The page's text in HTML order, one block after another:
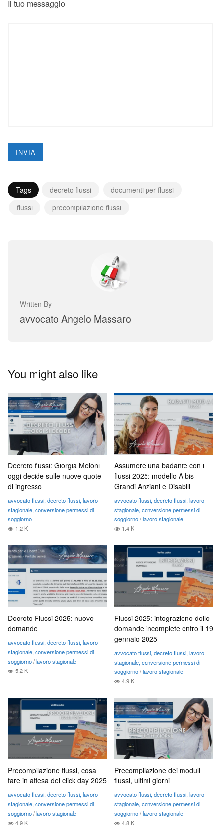
Il tuo messaggio
Tags decreto flussi
documenti per flussi
flussi
precompilazione flussi
Written By
avvocato Angelo Massaro
You might also like
Decreto flussi: Giorgia Meloni
oggi decide sulle nuove quote
di ingresso
avvocato flussi, decreto flussi, lavoro
stagionale, conversione permessi di
soggiorno
1.2 K
Assumere una badante con i
flussi 2025: modello A bis
Grandi Anziani e Disabili
avvocato flussi, decreto flussi, lavoro
stagionale, conversione permessi di
soggiorno/lavoro stagionale
1.4 K
Decreto Flussi 2025: nuove
domande
avvocato flussi, decreto flussi, lavoro
stagionale, conversione permessi di
soggiorno/lavoro stagionale
5.2 K
Flussi 2025: integrazione delle
domande incomplete entro il 19
gennaio 2025
avvocato flussi, decreto flussi, lavoro
stagionale, conversione permessi di
soggiorno/lavoro stagionale
4.9 K
Precompilazione flussi, cosa
fare in attesa del click day 2025
avvocato flussi, decreto flussi, lavoro
stagionale, conversione permessi di
soggiorno/lavoro stagionale
4.9 K
Precompilazione dei moduli
flussi, ultimi giorni
avvocato flussi, decreto flussi, lavoro
stagionale, conversione permessi di
soggiorno/lavoro stagionale
4.8 K